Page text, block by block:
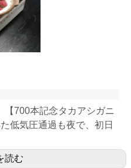
【700本記念タカアシガニ
低気圧通過も夜で、初日
読む